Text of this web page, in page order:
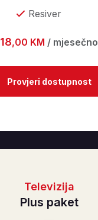
Resiver
18,00 KM / mjesečno
Provjeri dostupnost
Televizija
Plus paket